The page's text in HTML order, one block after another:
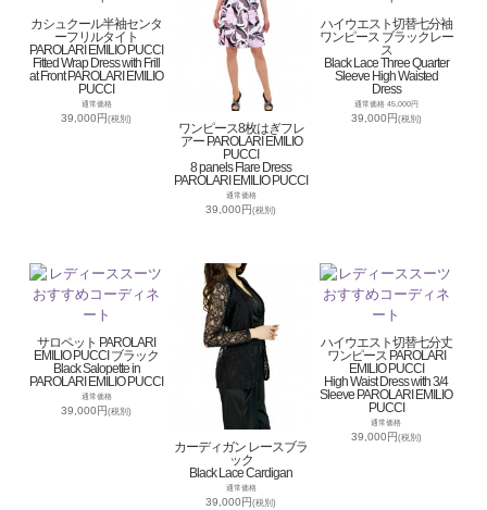
カシュクール半袖センタ
ーフリルタイト
PAROLARI EMILIO PUCCI
Fitted Wrap Dress with Frill
at Front PAROLARI EMILIO
PUCCI
通常価格
39,000円(税別)
ワンピース8枚はぎフレ
アー PAROLARI EMILIO
PUCCI
8 panels Flare Dress
PAROLARI EMILIO PUCCI
通常価格
39,000円(税別)
ハイウエスト切替七分袖
ワンピース ブラックレー
ス
Black Lace Three Quarter
Sleeve High Waisted
Dress
通常価格 45,000円
39,000円(税別)
サロペット PAROLARI
EMILIO PUCCI ブラック
Black Salopette in
PAROLARI EMILIO PUCCI
通常価格
39,000円(税別)
カーディガン レースブラ
ック
Black Lace Cardigan
通常価格
39,000円(税別)
ハイウエスト切替七分丈
ワンピース PAROLARI
EMILIO PUCCI
High Waist Dress with 3/4
Sleeve PAROLARI EMILIO
PUCCI
通常価格
39,000円(税別)